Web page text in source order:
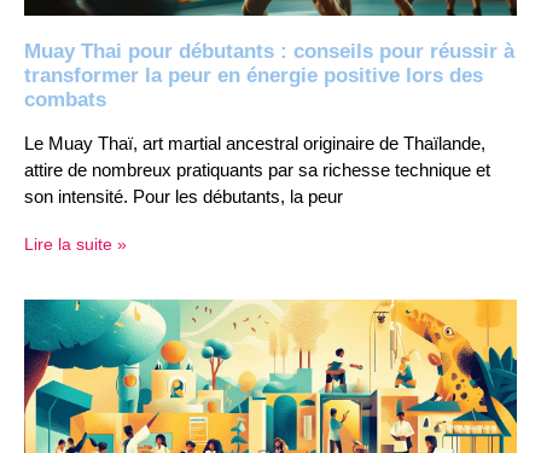
Muay Thai pour débutants : conseils pour réussir à
transformer la peur en énergie positive lors des
combats
Le Muay Thaï, art martial ancestral originaire de Thaïlande,
attire de nombreux pratiquants par sa richesse technique et
son intensité. Pour les débutants, la peur
Lire la suite »